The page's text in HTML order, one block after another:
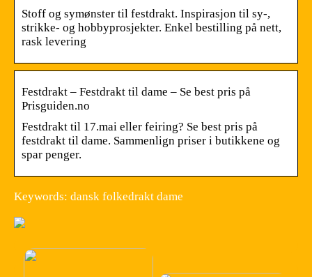
Stoff og symønster til festdrakt. Inspirasjon til sy-,
strikke- og hobbyprosjekter. Enkel bestilling på nett,
rask levering
Festdrakt – Festdrakt til dame – Se best pris på
Prisguiden.no
Festdrakt til 17.mai eller feiring? Se best pris på
festdrakt til dame. Sammenlign priser i butikkene og
spar penger.
Keywords: dansk folkedrakt dame